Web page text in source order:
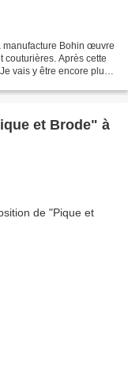
manufacture Bohin œuvre
couturières. Après cette
vais y être encore plus
et Brode" à